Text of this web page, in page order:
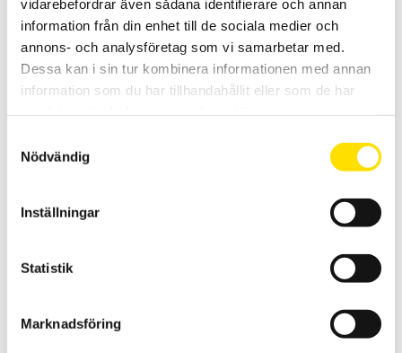
vidarebefordrar även sådana identifierare och annan
information från din enhet till de sociala medier och
annons- och analysföretag som vi samarbetar med.
Dessa kan i sin tur kombinera informationen med annan
information som du har tillhandahållit eller som de har
Nödvändig
Inställningar
Statistik
Marknadsföring
testning.
LÄS MER
Angle X används för aktiv träning mot tyngdkraften.